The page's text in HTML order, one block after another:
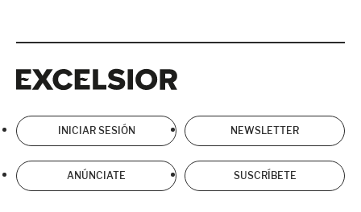
INICIAR SESIÓN NEWSLETTER
ANÚNCIATE SUSCRÍBETE